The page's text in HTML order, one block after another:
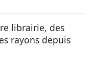
librairie, des
rayons depuis